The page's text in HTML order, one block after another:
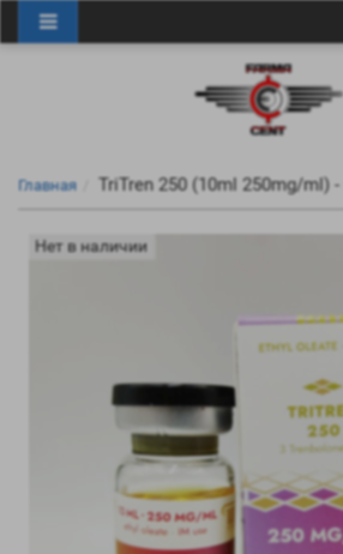
Главная TriTren 250 (10ml 250mg/ml) -
Нет в наличии